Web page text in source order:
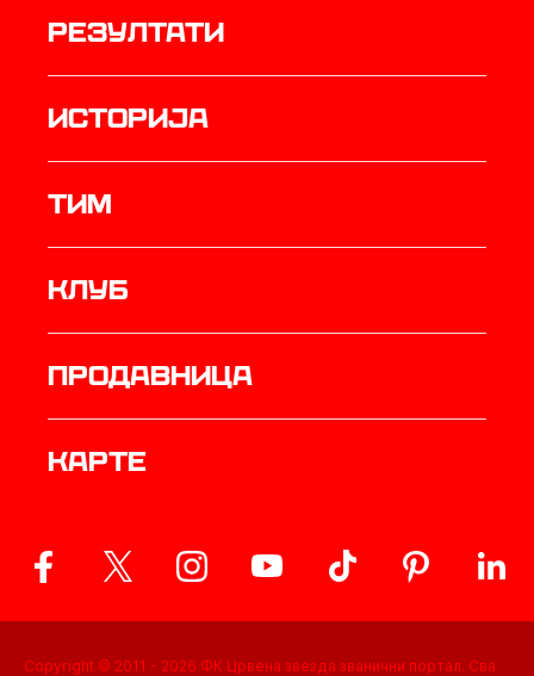
резултати
историја
ТИМ
Клуб
продавница
Карте
Copyright © 2011 - 2026 ФК Црвена звезда званични портал. Сва